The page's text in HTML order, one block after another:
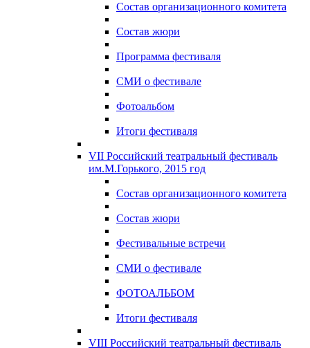
Состав организационного комитета
Состав жюри
Программа фестиваля
СМИ о фестивале
Фотоальбом
Итоги фестиваля
VII Российский театральный фестиваль
им.М.Горького, 2015 год
Состав организационного комитета
Состав жюри
Фестивальные встречи
СМИ о фестивале
ФОТОАЛЬБОМ
Итоги фестиваля
VIII Российский театральный фестиваль